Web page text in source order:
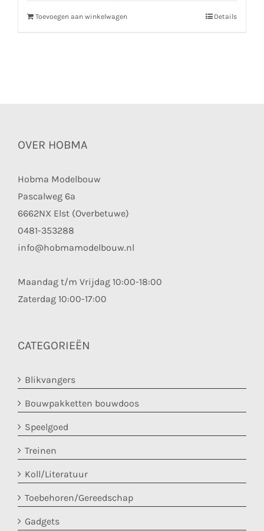
Toevoegen aan winkelwagen Details
OVER HOBMA
Hobma Modelbouw
Pascalweg 6a
6662NX Elst (Overbetuwe)
0481-353288
info@hobmamodelbouw.nl
Maandag t/m Vrijdag 10:00-18:00
Zaterdag 10:00-17:00
CATEGORIEËN
Blikvangers
Bouwpakketten bouwdoos
Speelgoed
Treinen
Koll/Literatuur
Toebehoren/Gereedschap
Gadgets